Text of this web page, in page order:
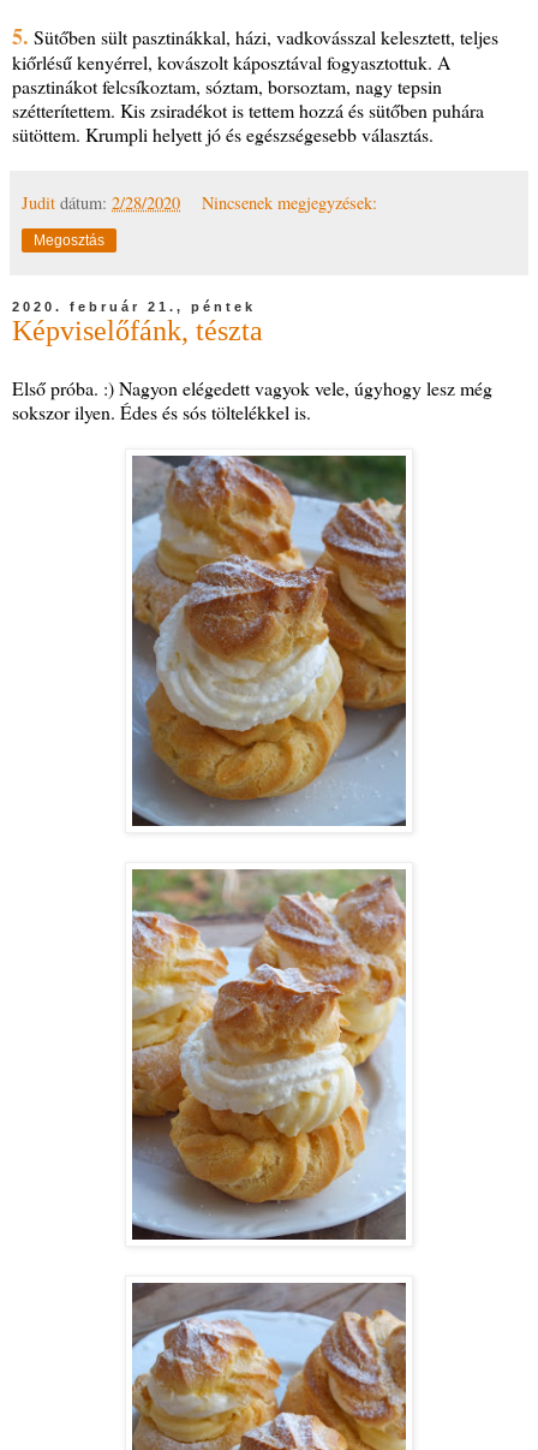
5. Sütőben sült pasztinákkal, házi, vadkovásszal kelesztett, teljes
kiőrlésű kenyérrel, kovászolt káposztával fogyasztottuk. A
pasztinákot felcsíkoztam, sóztam, borsoztam, nagy tepsin
szétterítettem. Kis zsiradékot is tettem hozzá és sütőben puhára
sütöttem. Krumpli helyett jó és egészségesebb választás.
Judit dátum: 2/28/2020 Nincsenek megjegyzések:
Megosztás
2020. február 21., péntek
Képviselőfánk, tészta
Első próba. :) Nagyon elégedett vagyok vele, úgyhogy lesz még
sokszor ilyen. Édes és sós töltelékkel is.